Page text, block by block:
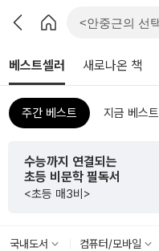
베스트셀러 새로나온 책
주간 베스트 지금 베스트
수능까지 연결되는
초등 비문학 필독서
<초등 매3비>
국내도서 컴퓨터/모바일